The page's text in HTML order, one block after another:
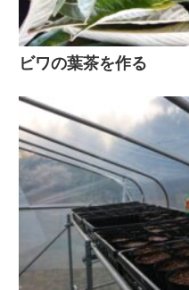
ビワの葉茶を作る